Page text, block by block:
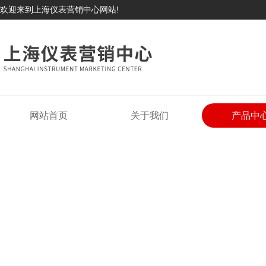
欢迎来到上海仪表营销中心网站!
网站首页 关于我们 产品中